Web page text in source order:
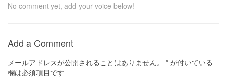
No comment yet, add your voice below!
Add a Comment
メールアドレスが公開されることはありません。 * が付いている
欄は必須項目です